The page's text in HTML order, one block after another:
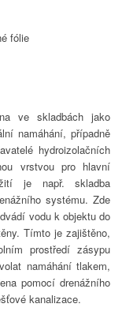
fólie
ve skladbách jako
namáhání, případně
hydroizolačních
vrstvou pro hlavní
je např. skladba
systému. Zde
vodu k objektu do
Tímto je zajištěno,
prostředí zásypu
namáhání tlakem,
pomocí drenážního
kanalizace.